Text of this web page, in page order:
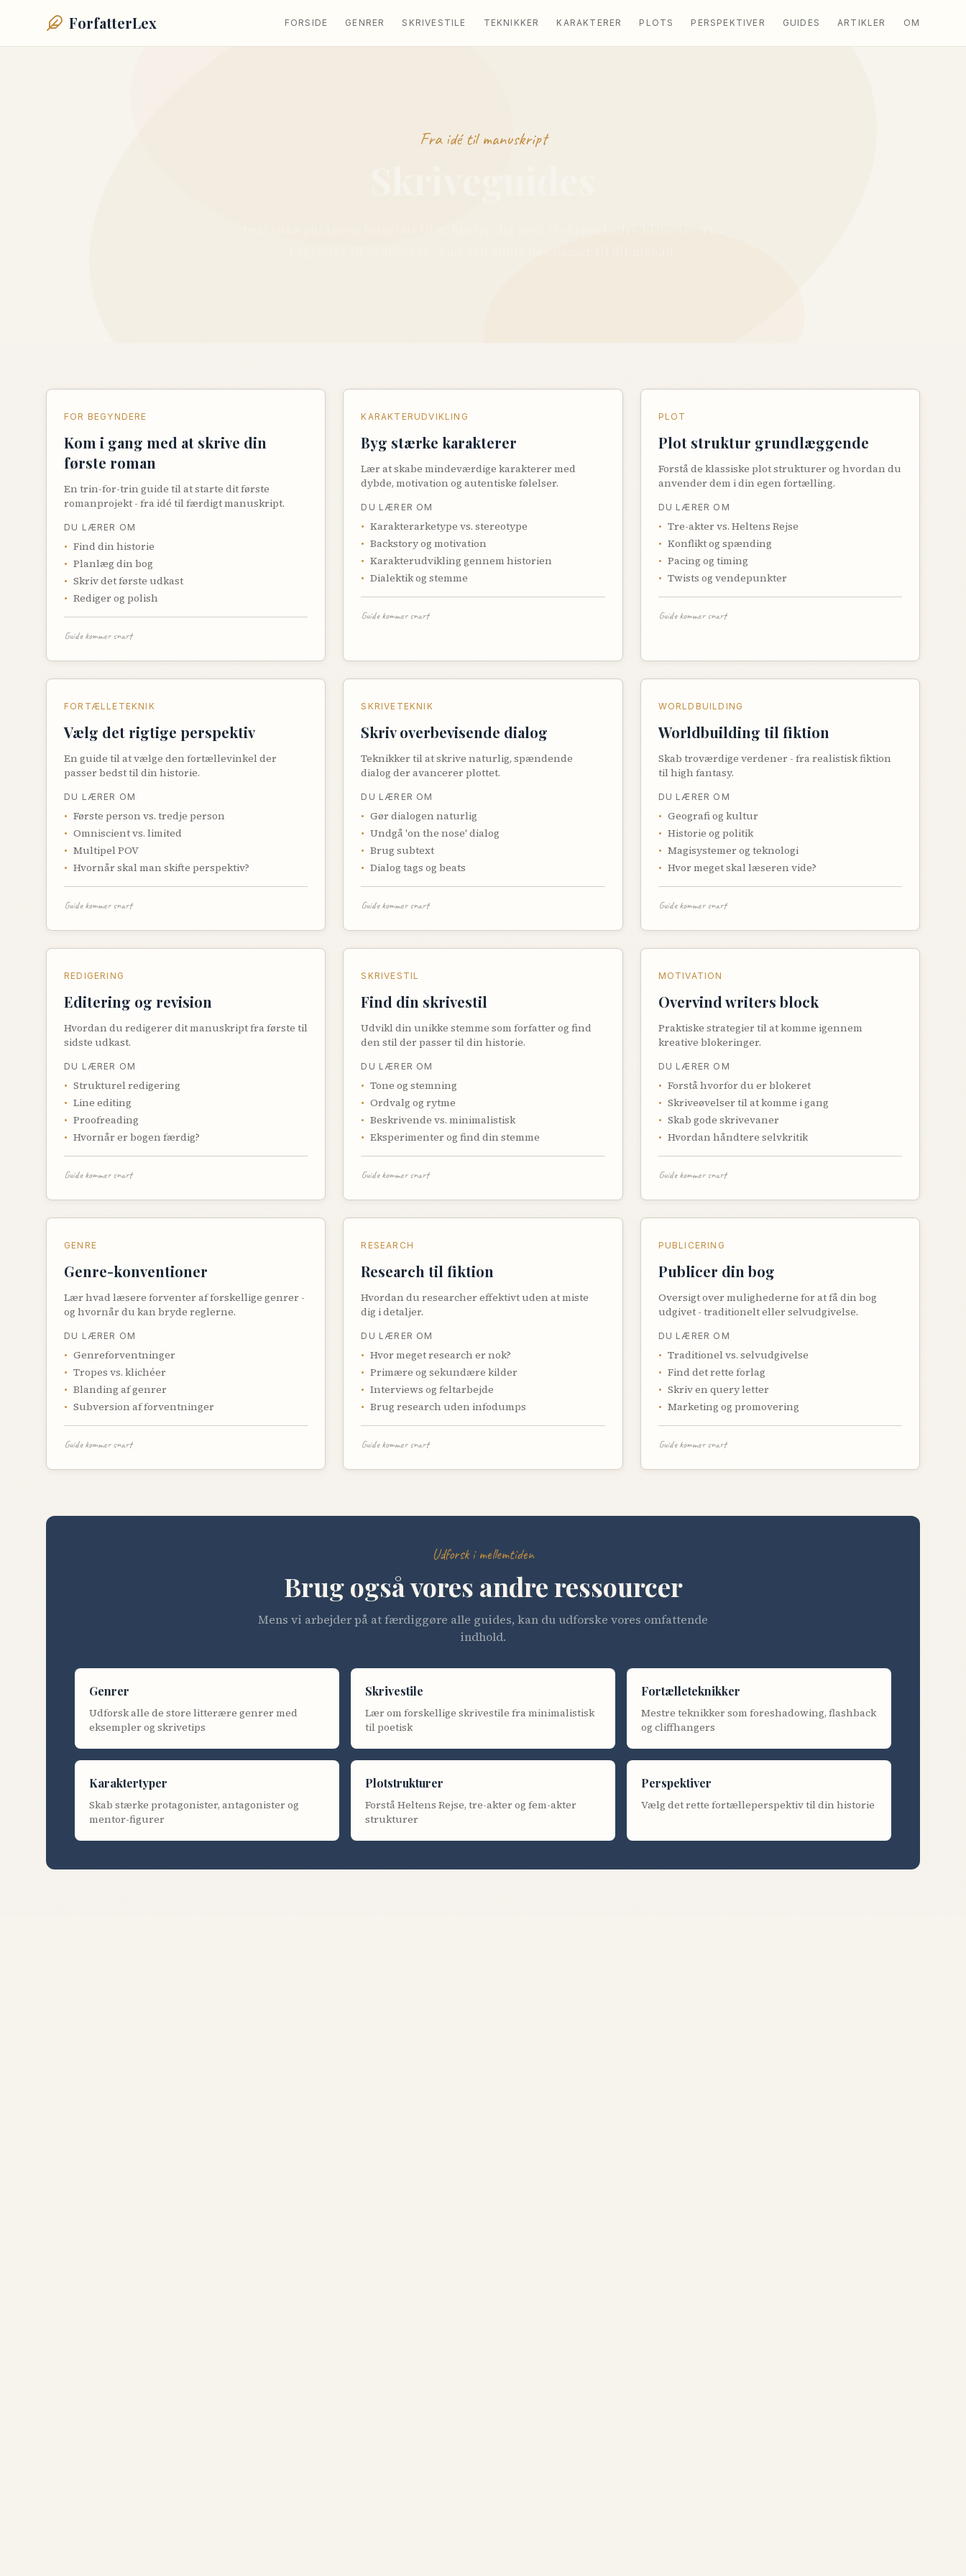
ForfatterLex FORSIDE GENRER SKRIVESTILE TEKNIKKER KARAKTERER PLOTS PERSPEKTIVER GUIDES ARTIKLER OM
Fra idé til manuskript
FOR BEGYNDERE
Kom i gang med at skrive din
første roman
En trin-for-trin guide til at starte dit første
romanprojekt - fra idé til færdigt manuskript.
DU LÆRER OM
• Find din historie
• Planlæg din bog
• Skriv det første udkast
• Rediger og polish
Guide kommer snart
KARAKTERUDVIKLING
Byg stærke karakterer
Lær at skabe mindeværdige karakterer med
dybde, motivation og autentiske følelser.
DU LÆRER OM
• Karakterarketype vs. stereotype
• Backstory og motivation
• Karakterudvikling gennem historien
• Dialektik og stemme
Guide kommer snart
PLOT
Plot struktur grundlæggende
Forstå de klassiske plot strukturer og hvordan du
anvender dem i din egen fortælling.
DU LÆRER OM
• Tre-akter vs. Heltens Rejse
• Konflikt og spænding
• Pacing og timing
• Twists og vendepunkter
Guide kommer snart
FORTÆLLETEKNIK
Vælg det rigtige perspektiv
En guide til at vælge den fortællevinkel der
passer bedst til din historie.
DU LÆRER OM
• Første person vs. tredje person
• Omniscient vs. limited
• Multipel POV
• Hvornår skal man skifte perspektiv?
Guide kommer snart
SKRIVETEKNIK
Skriv overbevisende dialog
Teknikker til at skrive naturlig, spændende
dialog der avancerer plottet.
DU LÆRER OM
• Gør dialogen naturlig
• Undgå 'on the nose' dialog
• Brug subtext
• Dialog tags og beats
Guide kommer snart
WORLDBUILDING
Worldbuilding til fiktion
Skab troværdige verdener - fra realistisk fiktion
til high fantasy.
DU LÆRER OM
• Geografi og kultur
• Historie og politik
• Magisystemer og teknologi
• Hvor meget skal læseren vide?
Guide kommer snart
REDIGERING
Editering og revision
Hvordan du redigerer dit manuskript fra første til
sidste udkast.
DU LÆRER OM
• Strukturel redigering
• Line editing
• Proofreading
• Hvornår er bogen færdig?
Guide kommer snart
SKRIVESTIL
Find din skrivestil
Udvikl din unikke stemme som forfatter og find
den stil der passer til din historie.
DU LÆRER OM
• Tone og stemning
• Ordvalg og rytme
• Beskrivende vs. minimalistisk
• Eksperimenter og find din stemme
Guide kommer snart
MOTIVATION
Overvind writers block
Praktiske strategier til at komme igennem
kreative blokeringer.
DU LÆRER OM
• Forstå hvorfor du er blokeret
• Skriveøvelser til at komme i gang
• Skab gode skrivevaner
• Hvordan håndtere selvkritik
Guide kommer snart
GENRE
Genre-konventioner
Lær hvad læsere forventer af forskellige genrer -
og hvornår du kan bryde reglerne.
DU LÆRER OM
• Genreforventninger
• Tropes vs. klichéer
• Blanding af genrer
• Subversion af forventninger
Guide kommer snart
RESEARCH
Research til fiktion
Hvordan du researcher effektivt uden at miste
dig i detaljer.
DU LÆRER OM
• Hvor meget research er nok?
• Primære og sekundære kilder
• Interviews og feltarbejde
• Brug research uden infodumps
Guide kommer snart
PUBLICERING
Publicer din bog
Oversigt over mulighederne for at få din bog
udgivet - traditionelt eller selvudgivelse.
DU LÆRER OM
• Traditionel vs. selvudgivelse
• Find det rette forlag
• Skriv en query letter
• Marketing og promovering
Guide kommer snart
Udforsk i mellemtiden
Brug også vores andre ressourcer
Mens vi arbejder på at færdiggøre alle guides, kan du udforske vores omfattende
indhold.
Genrer
Udforsk alle de store litterære genrer med
eksempler og skrivetips
Skrivestile
Lær om forskellige skrivestile fra minimalistisk
til poetisk
Fortælleteknikker
Mestre teknikker som foreshadowing, flashback
og cliffhangers
Karaktertyper
Skab stærke protagonister, antagonister og
mentor-figurer
Plotstrukturer
Forstå Heltens Rejse, tre-akter og fem-akter
strukturer
Perspektiver
Vælg det rette fortælleperspektiv til din historie